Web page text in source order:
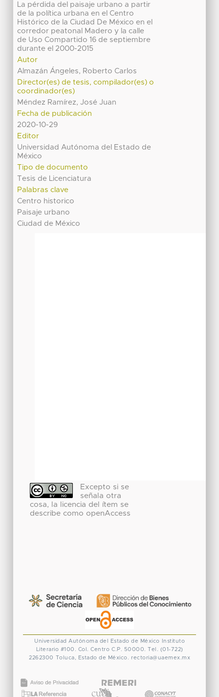
La pérdida del paisaje urbano a partir
de la política urbana en el Centro
Histórico de la Ciudad De México en el
corredor peatonal Madero y la calle
de Uso Compartido 16 de septiembre
durante el 2000-2015
Autor
Almazán Ángeles, Roberto Carlos
Director(es) de tesis, compilador(es) o
coordinador(es)
Méndez Ramírez, José Juan
Fecha de publicación
2020-10-29
Editor
Universidad Autónoma del Estado de
México
Tipo de documento
Tesis de Licenciatura
Palabras clave
Centro historico
Paisaje urbano
Ciudad de México
Excepto si se
señala otra
cosa, la licencia del ítem se
describe como openAccess
Universidad Autónoma del Estado de México
Instituto
Literario #100. Col. Centro C.P. 50000. Tel. (01-722)
2262300 Toluca, Estado de México. rectoria@uaemex.mx